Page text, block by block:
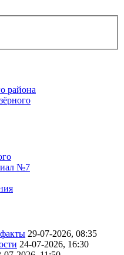
района
№7
29-07-2026, 08:35
24-07-2026, 16:30